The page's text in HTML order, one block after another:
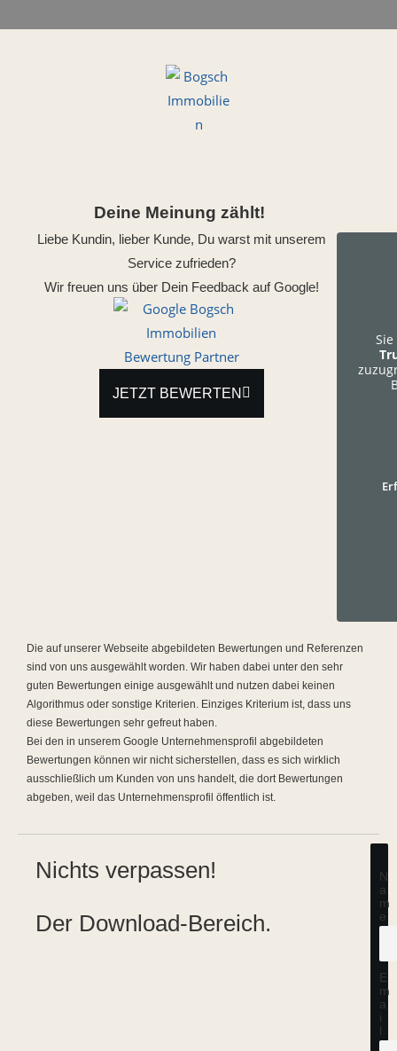
Deine Meinung zählt!
Liebe Kundin, lieber Kunde, Du warst mit unserem
Service zufrieden?
Wir freuen uns über Dein Feedback auf Google!
JETZT BEWERTEN
Die auf unserer Webseite abgebildeten Bewertungen und Referenzen
sind von uns ausgewählt worden. Wir haben dabei unter den sehr
guten Bewertungen einige ausgewählt und nutzen dabei keinen
Algorithmus oder sonstige Kriterien. Einziges Kriterium ist, dass uns
diese Bewertungen sehr gefreut haben.
Bei den in unserem Google Unternehmensprofil abgebildeten
Bewertungen können wir nicht sicherstellen, dass es sich wirklich
ausschließlich um Kunden von uns handelt, die dort Bewertungen
abgeben, weil das Unternehmensprofil öffentlich ist.
Nichts verpassen!
Der Download-Bereich.
N
a
m
e
E
m
a
i
l